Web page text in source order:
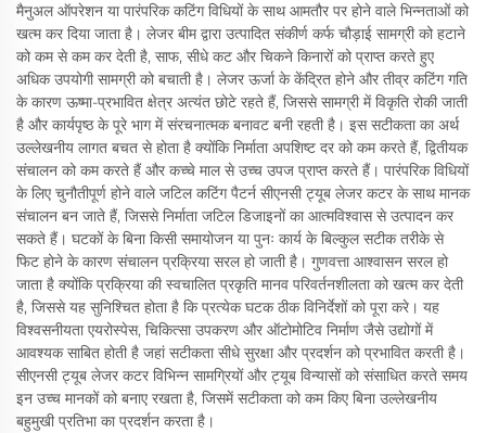
मैनुअल ऑपरेशन या पारंपरिक कटिंग विधियों के साथ आमतौर पर होने वाले भिन्नताओं को
खत्म कर दिया जाता है। लेजर बीम द्वारा उत्पादित संकीर्ण कर्फ चौड़ाई सामग्री को हटाने
को कम से कम कर देती है, साफ, सीधे कट और चिकने किनारों को प्राप्त करते हुए
अधिक उपयोगी सामग्री को बचाती है। लेजर ऊर्जा के केंद्रित होने और तीव्र कटिंग गति
के कारण ऊष्मा-प्रभावित क्षेत्र अत्यंत छोटे रहते हैं, जिससे सामग्री में विकृति रोकी जाती
है और कार्यपृष्ठ के पूरे भाग में संरचनात्मक बनावट बनी रहती है। इस सटीकता का अर्थ
उल्लेखनीय लागत बचत से होता है क्योंकि निर्माता अपशिष्ट दर को कम करते हैं, द्वितीयक
संचालन को कम करते हैं और कच्चे माल से उच्च उपज प्राप्त करते हैं। पारंपरिक विधियों
के लिए चुनौतीपूर्ण होने वाले जटिल कटिंग पैटर्न सीएनसी ट्यूब लेजर कटर के साथ मानक
संचालन बन जाते हैं, जिससे निर्माता जटिल डिजाइनों का आत्मविश्वास से उत्पादन कर
सकते हैं। घटकों के बिना किसी समायोजन या पुनः कार्य के बिल्कुल सटीक तरीके से
फिट होने के कारण संचालन प्रक्रिया सरल हो जाती है। गुणवत्ता आश्वासन सरल हो
जाता है क्योंकि प्रक्रिया की स्वचालित प्रकृति मानव परिवर्तनशीलता को खत्म कर देती
है, जिससे यह सुनिश्चित होता है कि प्रत्येक घटक ठीक विनिर्देशों को पूरा करे। यह
विश्वसनीयता एयरोस्पेस, चिकित्सा उपकरण और ऑटोमोटिव निर्माण जैसे उद्योगों में
आवश्यक साबित होती है जहां सटीकता सीधे सुरक्षा और प्रदर्शन को प्रभावित करती है।
सीएनसी ट्यूब लेजर कटर विभिन्न सामग्रियों और ट्यूब विन्यासों को संसाधित करते समय
इन उच्च मानकों को बनाए रखता है, जिसमें सटीकता को कम किए बिना उल्लेखनीय
बहुमुखी प्रतिभा का प्रदर्शन करता है।